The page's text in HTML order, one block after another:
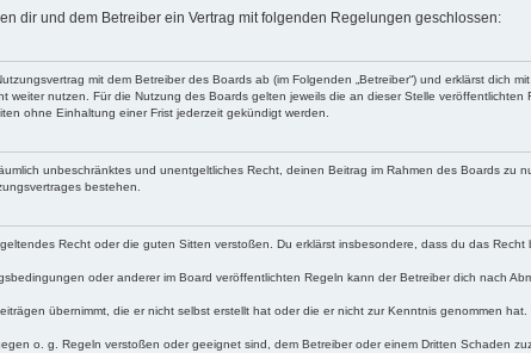
dir und dem Betreiber ein Vertrag mit folgenden Regelungen geschlossen:
mit dem Betreiber des Boards ab (im Folgenden „Betreiber“) und erklärst dich
nutzen. Für die Nutzung des Boards gelten jeweils die an dieser Stelle veröffentlichten
ohne Einhaltung einer Frist jederzeit gekündigt werden.
unbeschränktes und unentgeltliches Recht, deinen Beitrag im Rahmen des Boards zu
bestehen.
Recht oder die guten Sitten verstoßen. Du erklärst insbesondere, dass du das
oder anderer im Board veröffentlichten Regeln kann der Betreiber dich nach
übernimmt, die er nicht selbst erstellt hat oder die er nicht zur Kenntnis genommen
o. g. Regeln verstoßen oder geeignet sind, dem Betreiber oder einem Dritten Schaden